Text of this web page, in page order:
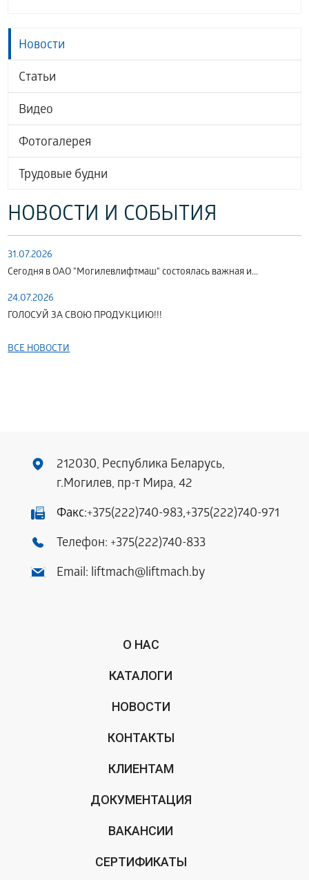
Новости
Статьи
Видео
Фотогалерея
Трудовые будни
НОВОСТИ И СОБЫТИЯ
31.07.2026
Сегодня в ОАО "Могилевлифтмаш" состоялась важная и...
24.07.2026
ГОЛОСУЙ ЗА СВОЮ ПРОДУКЦИЮ!!!
ВСЕ НОВОСТИ
212030, Республика Беларусь,
г.Могилев, пр-т Мира, 42
Факс:+375(222)740-983,+375(222)740-971
Телефон: +375(222)740-833
Email: liftmach@liftmach.by
О НАС
КАТАЛОГИ
НОВОСТИ
КОНТАКТЫ
КЛИЕНТАМ
ДОКУМЕНТАЦИЯ
ВАКАНСИИ
СЕРТИФИКАТЫ